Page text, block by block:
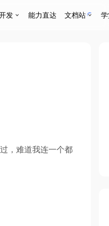
发 能力直达 文档站
，难道我连一个都